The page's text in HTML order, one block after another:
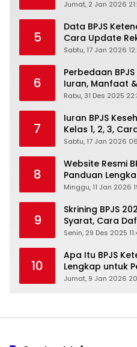
PANDAWA &
Jumat, 2 Jan 2026
5
Data BPJS
Cara Update
Sabtu, 17 Jan 2026
6
Perbedaan
Iuran, Manfaat
2026
Rabu, 31 Des 2025
7
Iuran BPJS
Kelas 1, 2, 3,
Panduan
Sabtu, 17 Jan 2026
8
Website Resmi
Panduan
Minggu, 11 Jan 2026
9
Skrining BPJS
Syarat, Cara
Kesehatan
Senin, 29 Des 2025
10
Apa Itu BPJS
Lengkap untuk
Jumat, 9 Jan 2026